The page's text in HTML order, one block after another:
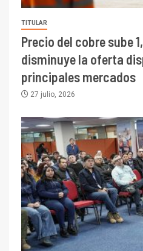
TITULAR
Precio del cobre sube
disminuye la oferta
principales mercados
27 julio, 2026